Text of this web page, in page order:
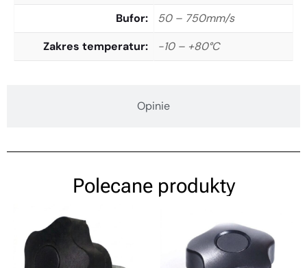
Opinie
Bufor
50 – 750mm/s
Zakres temperatur
-10 – +80°C
Polecane produkty